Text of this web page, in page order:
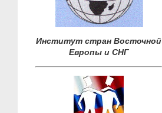
Институт стран Восточной
Европы и СНГ